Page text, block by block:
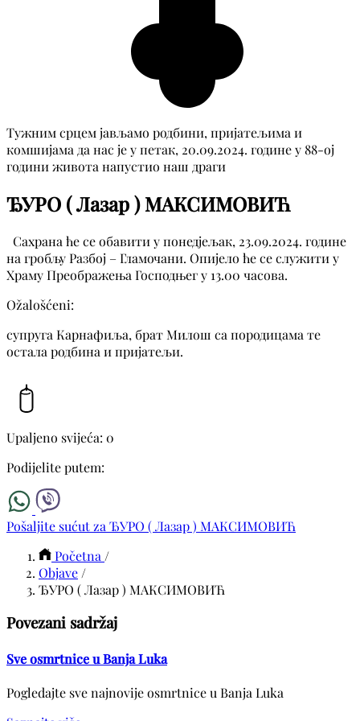
Тужним срцем јављамо родбини, пријатељима и
комшијама да нас је у петак, 20.09.2024. године у 88-ој
години живота напустио наш драги
ЂУРО ( Лазар ) МАКСИМОВИЋ
Сахрана ће се обавити у понедјељак, 23.09.2024. године
на гробљу Разбој – Гламочани. Опијело ће се служити у
Храму Преображења Господњег у 13.00 часова.
Ožalošćeni:
супруга Карнафиља, брат Милош са породицама те
остала родбина и пријатељи.
Upaljeno svijeća: 0
Podijelite putem:
Pošaljite sućut za ЂУРО ( Лазар ) МАКСИМОВИЋ
Početna /
Objave /
ЂУРО ( Лазар ) МАКСИМОВИЋ
Povezani sadržaj
Sve osmrtnice u Banja Luka
Pogledajte sve najnovije osmrtnice u Banja Luka